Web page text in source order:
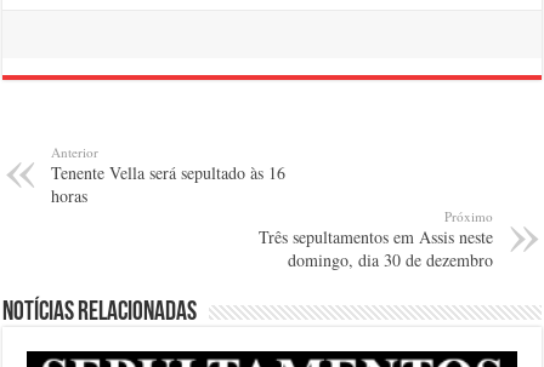
Anterior
Tenente Vella será sepultado às 16
horas
Próximo
Três sepultamentos em Assis neste
domingo, dia 30 de dezembro
Notícias relacionadas